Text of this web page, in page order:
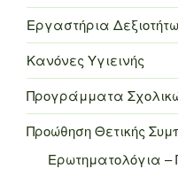
Εργαστήρια
Κανόνες Υγιεινής
Προγράμματα
Προώθηση Θετικής
Ερωτηματολόγια